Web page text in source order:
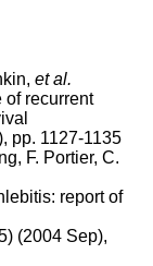
et al.
of recurrent
pp. 1127-1135
F. Portier, C.
report of
(2004 Sep),